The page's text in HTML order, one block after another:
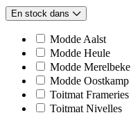
En stock dans
Modde Aalst
Modde Heule
Modde Merelbeke
Modde Oostkamp
Toitmat Frameries
Toitmat Nivelles